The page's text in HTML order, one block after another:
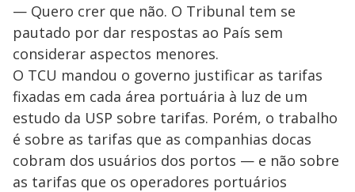
— Quero crer que não. O Tribunal tem se
pautado por dar respostas ao País sem
considerar aspectos menores.
O TCU mandou o governo justificar as tarifas
fixadas em cada área portuária à luz de um
estudo da USP sobre tarifas. Porém, o trabalho
é sobre as tarifas que as companhias docas
cobram dos usuários dos portos — e não sobre
as tarifas que os operadores portuários